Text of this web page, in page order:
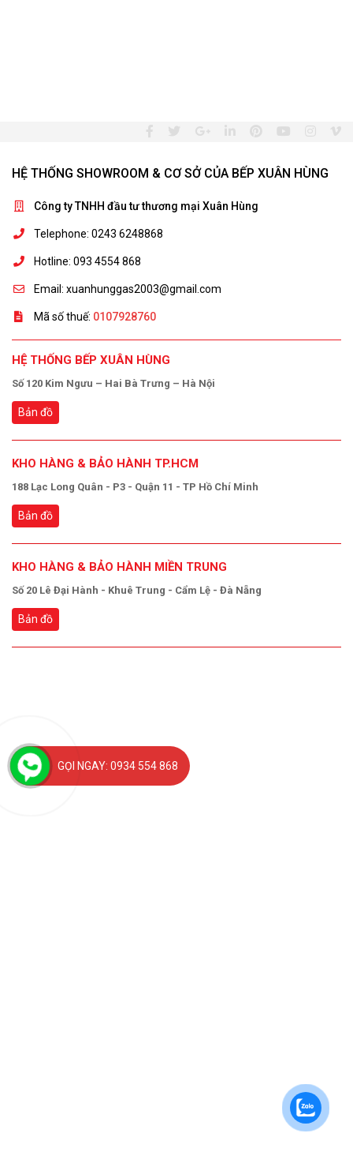
HỆ THỐNG SHOWROOM & CƠ SỞ CỦA BẾP XUÂN HÙNG
Công ty TNHH đầu tư thương mại Xuân Hùng
Telephone: 0243 6248868
Hotline: 093 4554 868
Email: xuanhunggas2003@gmail.com
Mã số thuế: 0107928760
HỆ THỐNG BẾP XUÂN HÙNG
Số 120 Kim Ngưu – Hai Bà Trưng – Hà Nội
Bản đồ
KHO HÀNG & BẢO HÀNH TP.HCM
188 Lạc Long Quân - P3 - Quận 11 - TP Hồ Chí Minh
Bản đồ
KHO HÀNG & BẢO HÀNH MIỀN TRUNG
Số 20 Lê Đại Hành - Khuê Trung - Cẩm Lệ - Đà Nẵng
Bản đồ
GỌI NGAY: 0934 554 868